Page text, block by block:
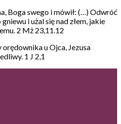
Boga swego i mówił: (…) Odwróć
i użal się nad złem, jakie
2 Mż 23,11.12
u Ojca, Jezusa
1 J 2,1